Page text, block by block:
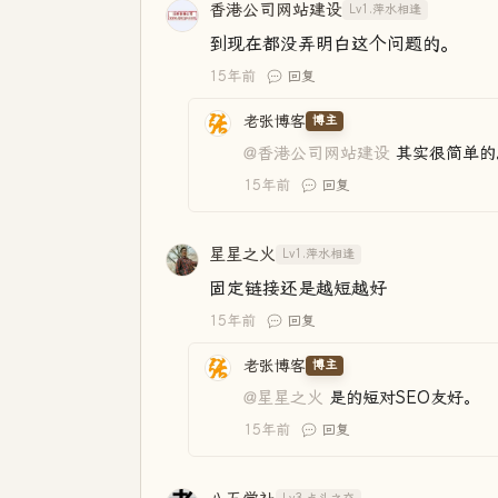
香港公司网站建设 Lv1.萍水相逢
到现在都没弄明白这个问题的。
15年前 回复
老张博客 博主
@香港公司网站建设 其实很简单
15年前 回复
星星之火 Lv1.萍水相逢
固定链接还是越短越好
15年前 回复
老张博客 博主
@星星之火 是的短对SEO友好。
15年前 回复